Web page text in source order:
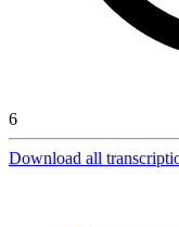
6
Download all